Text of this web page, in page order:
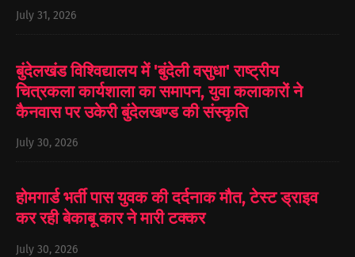
July 31, 2026
बुंदेलखंड विश्विद्यालय में 'बुंदेली वसुधा' राष्ट्रीय
चित्रकला कार्यशाला का समापन, युवा कलाकारों ने
कैनवास पर उकेरी बुंदेलखण्ड की संस्कृति
July 30, 2026
होमगार्ड भर्ती पास युवक की दर्दनाक मौत, टेस्ट ड्राइव
कर रही बेकाबू कार ने मारी टक्कर
July 30, 2026